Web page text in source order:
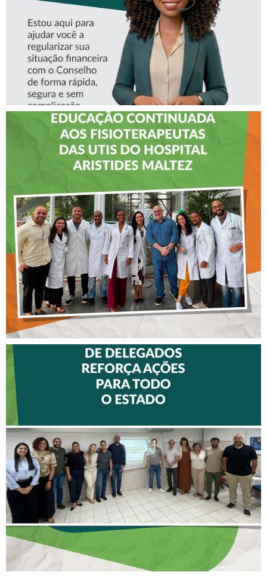
CREFITO-7 LEVA EDUCAÇÃO
CONTINUADA AOS
FISIOTERAPEUTAS DAS UTIs
DO HOSPITAL ARISTIDES
MALTEZ
DELEGADOS REFORÇA
AÇÕES PARA TODO O
ESTADO